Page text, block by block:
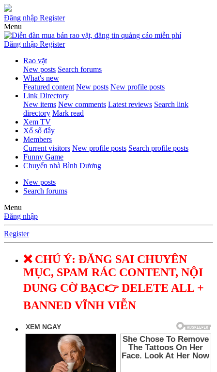
Đăng nhập Register
Menu
Đăng nhập Register
Rao vặt
New posts Search forums
What's new
Featured content New posts New profile posts
Link Directory
New items New comments Latest reviews Search link
directory Mark read
Xem TV
Xổ số đây
Members
Current visitors New profile posts Search profile posts
Funny Game
Chuyển nhà Bình Dương
New posts
Search forums
Menu
Đăng nhập
Register
❌ CHÚ Ý: ĐĂNG SAI CHUYÊN
MỤC, SPAM RÁC CONTENT, NỘI
DUNG CỜ BẠC👉 DELETE ALL +
BANNED VĨNH VIỄN